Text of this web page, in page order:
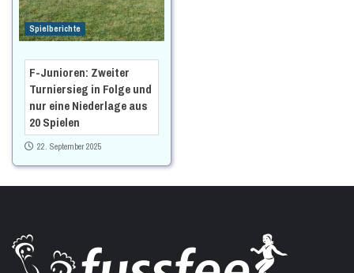
Spielberichte
F-Junioren: Zweiter
Turniersieg in Folge und
nur eine Niederlage aus
20 Spielen
22. September 2025